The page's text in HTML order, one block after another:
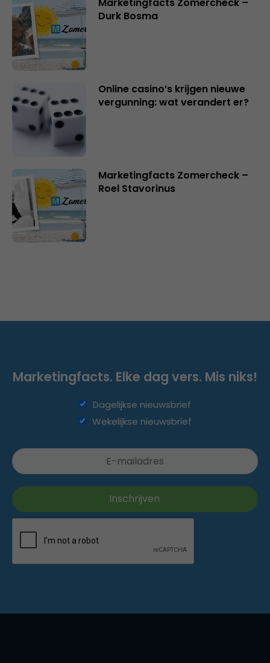
Marketingfacts Zomercheck –
Durk Bosma
Online casino’s krijgen nieuwe
vergunning: wat verandert er?
Marketingfacts Zomercheck –
Roel Stavorinus
Marketingfacts. Elke dag vers. Mis niks!
Dagelijkse nieuwsbrief
Wekelijkse nieuwsbrief